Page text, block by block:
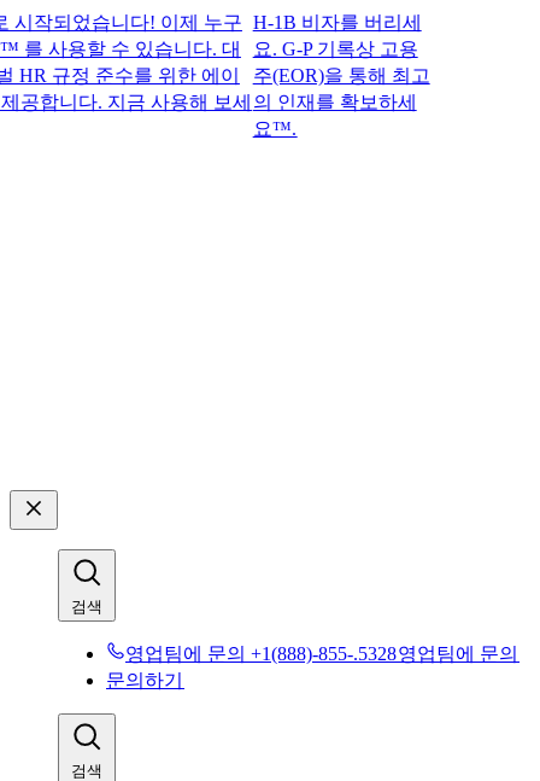
되었습니다! 이제 누구
사용할 수 있습니다. 대
규정 준수를 위한 에이
니다. 지금 사용해 보세
H-1B 비자를 버리세
요. G-P 기록상 고용
주(EOR)을 통해 최고
의 인재를 확보하세
요™.​​
검색​​
영업팀에 문의 +1(888)-855-.5328​​영업팀에 문의​​
문의하기​​
검색​​